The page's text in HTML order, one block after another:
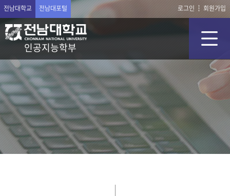
전남대학교 전남대포털 로그인 회원가입
인공지능학부